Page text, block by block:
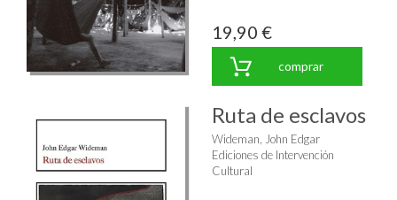
19,90 €
comprar
Ruta de esclavos
Wideman, John Edgar
Ediciones de Intervención
Cultural